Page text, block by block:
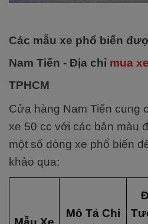
Các mẫu xe phổ biến
Nam Tiến - Địa chỉ mua
TPHCM
Cửa hàng Nam Tiến cung
xe 50 cc với các bản màu
một số dòng xe phổ biến
khảo qua:
Mô Tả Chi